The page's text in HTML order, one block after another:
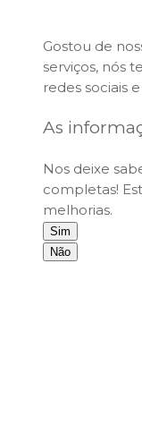
Gostou de
serviços, nós
redes sociais
As
Nos deixe
completas!
melhorias.
Sim
Não